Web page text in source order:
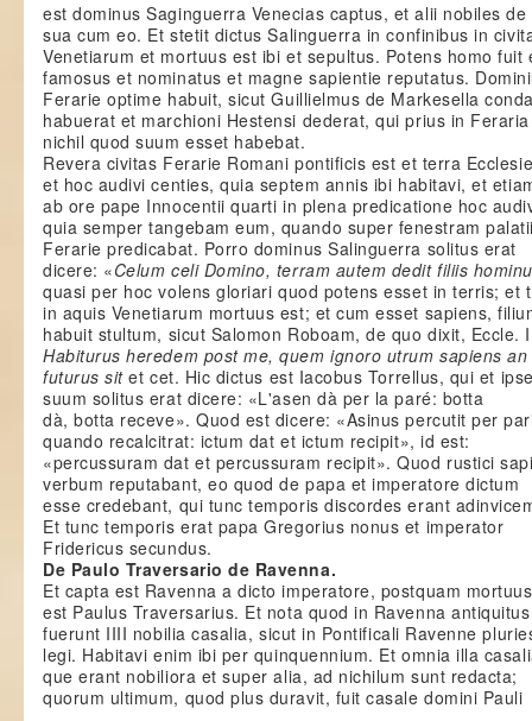
est dominus Saginguerra Venecias captus, et alii nobiles
sua cum eo. Et stetit dictus Salinguerra in confinibus in
Venetiarum et mortuus est ibi et sepultus. Potens homo fuit
famosus et nominatus et magne sapientie reputatus.
Ferarie optime habuit, sicut Guillielmus de Markesella
habuerat et marchioni Hestensi dederat, qui prius in Feraria
nichil quod suum esset habebat.
Revera civitas Ferarie Romani pontificis est et terra
et hoc audivi centies, quia septem annis ibi habitavi, et
ab ore pape Innocentii quarti in plena predicatione hoc
quia semper tangebam eum, quando super fenestram
Ferarie predicabat. Porro dominus Salinguerra solitus erat
dicere: «Celum celi Domino, terram autem dedit filiis
quasi per hoc volens gloriari quod potens esset in terris; et
in aquis Venetiarum mortuus est; et cum esset sapiens,
habuit stultum, sicut Salomon Roboam, de quo dixit, Eccle.
Habiturus heredem post me, quem ignoro utrum sapiens
futurus sitet cet. Hic dictus est Iacobus Torrellus, qui et
suum solitus erat dicere: «L'asen dà per la paré: botta
dà, botta receve». Quod est dicere: «Asinus percutit per
quando recalcitrat: ictum dat et ictum recipit», id est:
«percussuram dat et percussuram recipit». Quod rustici
verbum reputabant, eo quod de papa et imperatore dictum
esse credebant, qui tunc temporis discordes erant
Et tunc temporis erat papa Gregorius nonus et imperator
Fridericus secundus.
De Paulo Traversario de Ravenna.
Et capta est Ravenna a dicto imperatore, postquam mortuus
est Paulus Traversarius. Et nota quod in Ravenna antiquitus
fuerunt IIII nobilia casalia, sicut in Pontificali Ravenne
legi. Habitavi enim ibi per quinquennium. Et omnia illa
que erant nobiliora et super alia, ad nichilum sunt redacta;
quorum ultimum, quod plus duravit, fuit casale domini Pauli